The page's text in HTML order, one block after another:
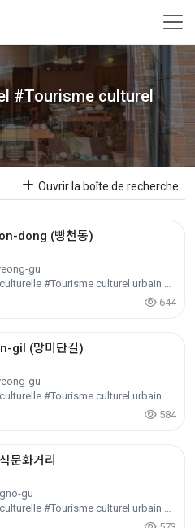
#Tourisme culturel
Ouvrir la boîte de recherche
dong (빵천동)
gu
#Ruelle, Rue culturelle #Tourisme culturel urbain et régional #Tourisme culturel
644
gil (망미단길)
gu
#Ruelle, Rue culturelle #Tourisme culturel urbain et régional #Tourisme culturel
584
문화거리
gu
#Ruelle, Rue culturelle #Tourisme culturel urbain et régional #Tourisme culturel